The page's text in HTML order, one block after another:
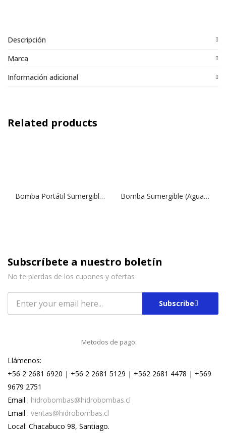
Descripción
Marca
Información adicional
Related products
Bomba Portátil Sumergible (Aguas Residuales) Modelo Vigilex 600 | 0,8 HP | Drenaje Bomba Sumergible (Aguas Residuales) Modelo Vigilex SS 1350 | 1,2 HP | Drenaje
Subscríbete a nuestro boletín
No te pierdas de los cupones y ofertas
Subscribe
Metodos de pago:
Llámenos:
+56 2 2681 6920 | +56 2 2681 5129 | +562 2681 4478 | +569
9679 2751
Email : hidrobombas@hidrobombas.cl
Email : ventas@hidrobombas.cl
Local: Chacabuco 98, Santiago.